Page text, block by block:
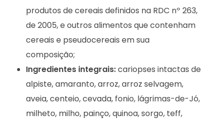
produtos de cereais definidos na RDC nº 263,
de 2005, e outros alimentos que contenham
cereais e pseudocereais em sua
composição;
Ingredientes integrais:cariopses intactas de
alpiste, amaranto, arroz, arroz selvagem,
aveia, centeio, cevada, fonio, lágrimas-de-Jó,
milheto, milho, painço, quinoa, sorgo, teff,